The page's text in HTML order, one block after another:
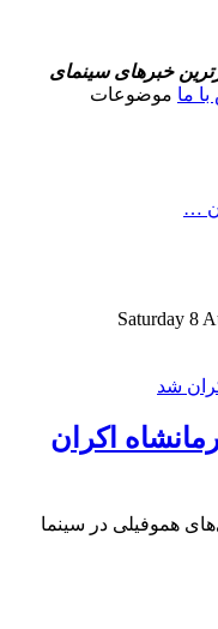
خبرهای سینمای
ما موضوعات
…
اکران
هموفیلی در سینما